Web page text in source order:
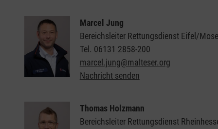
Marcel Jung
Bereichsleiter Rettungsdienst Eifel/
Tel. 06131 2858-200
marcel.jung@malteser.org
Nachricht senden
Thomas Holzmann
Bereichsleiter Rettungsdienst